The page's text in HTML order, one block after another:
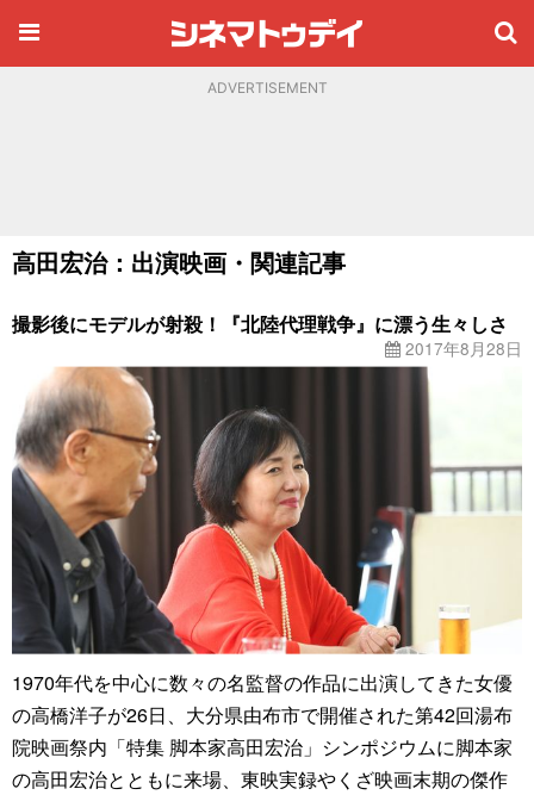
ADVERTISEMENT
高田宏治：出演映画・関連記事
撮影後にモデルが射殺！『北陸代理戦争』に漂う生々しさ
2017年8月28日
1970年代を中心に数々の名監督の作品に出演してきた女優
の高橋洋子が26日、大分県由布市で開催された第42回湯布
院映画祭内「特集 脚本家高田宏治」シンポジウムに脚本家
の高田宏治とともに来場、東映実録やくざ映画末期の傑作